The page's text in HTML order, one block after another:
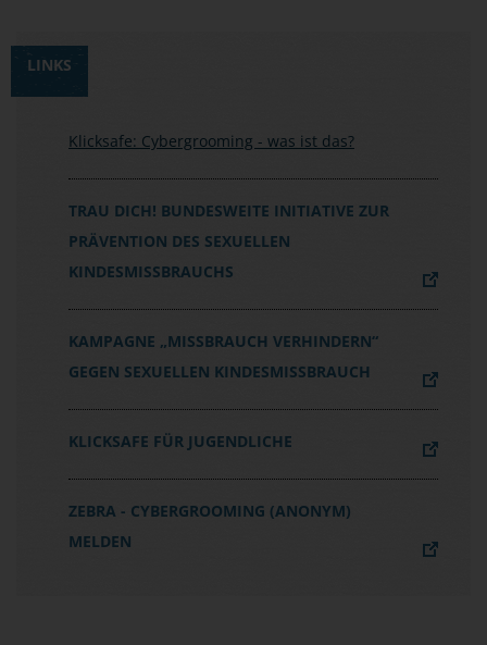
LINKS
Klicksafe: Cybergrooming - was ist das?
TRAU DICH! BUNDESWEITE INITIATIVE ZUR
PRÄVENTION DES SEXUELLEN
KINDESMISSBRAUCHS
KAMPAGNE „MISSBRAUCH VERHINDERN“
GEGEN SEXUELLEN KINDESMISSBRAUCH
KLICKSAFE FÜR JUGENDLICHE
ZEBRA - CYBERGROOMING (ANONYM)
MELDEN